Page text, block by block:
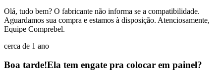
Olá, tudo bem? O fabricante não informa se a compatibilidade.
Aguardamos sua compra e estamos à disposição. Atenciosamente,
Equipe Comprebel.
cerca de 1 ano
Boa tarde!Ela tem engate pra colocar em painel?